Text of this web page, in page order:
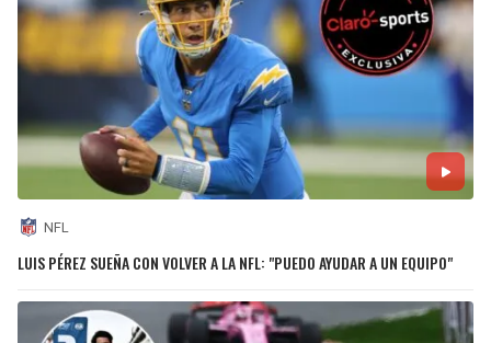
NFL
LUIS PÉREZ SUEÑA CON VOLVER A LA NFL: "PUEDO AYUDAR A UN EQUIPO"